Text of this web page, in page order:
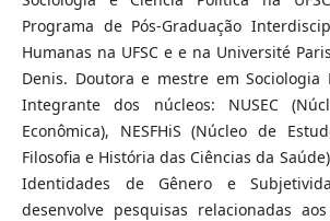
Programa de Pós-Graduação
Humanas na UFSC e e na Université
Denis. Doutora e mestre em Sociologia
Integrante dos núcleos: NUSEC
Econômica), NESFHiS (Núcleo de
Filosofia e História das Ciências da
Identidades de Gênero e
desenvolve pesquisas relacionadas